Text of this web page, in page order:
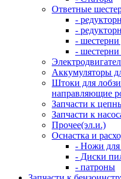
Ответные
-
-
- шестерни
-
Аккумуляторы
Штоки для
направляющие
Запчасти к
Запчасти к
Прочее(эл.и.)
Оснастка и
- Ножи для
- Диски
- патроны